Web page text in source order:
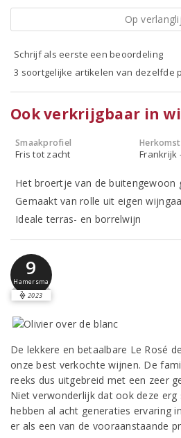
Op
Schrijf als eerste een beoordeling
3 soortgelijke artikelen van dezelfde
Ook verkrijgbaar in
Smaakprofiel
Fris tot zacht
Herkomst
Frankrijk
Het broertje van de buitengewoon
Gemaakt van rolle uit eigen
Ideale terras- en borrelwijn
9
Hamersma
2023
De lekkere en betaalbare Le Rosé
onze best verkochte wijnen. De
reeks dus uitgebreid met een zeer
Niet verwonderlijk dat ook deze erg
hebben al acht generaties ervaring
er als een van de vooraanstaande